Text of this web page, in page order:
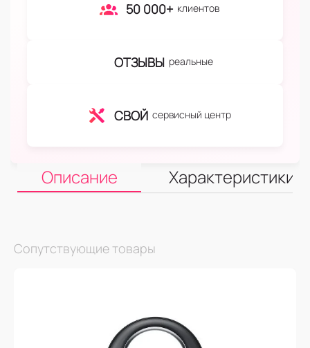
50 000+ клиентов
ОТЗЫВЫ реальные
СВОЙ сервисный центр
Описание Характеристики
Сопутствующие товары